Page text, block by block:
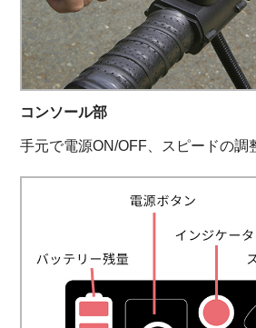
コンソール部
手元で電源ON/OFF、スピードの調